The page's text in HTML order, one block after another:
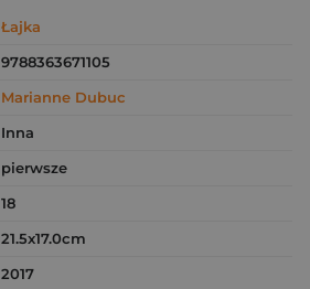
Łajka
9788363671105
Marianne Dubuc
Inna
pierwsze
18
21.5x17.0cm
2017